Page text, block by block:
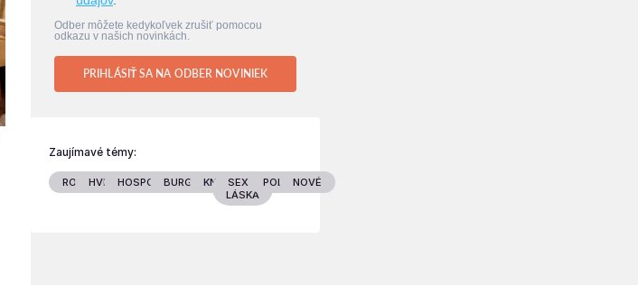
Odber môžete kedykoľvek zrušiť pomocou
odkazu v našich novinkách.
PRIHLÁSIŤ SA NA ODBER NOVINIEK
Zaujímavé témy:
RODINAHVIEZDYHOSPODÁRSTVO
BURGENLAND
KNIHYSEX &
LÁSKA
POLITIKA
NOVÉ